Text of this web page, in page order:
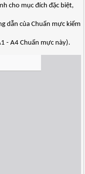
cho mục đích đặc biệt,
dẫn của Chuẩn mực kiểm
- A4 Chuẩn mực này).